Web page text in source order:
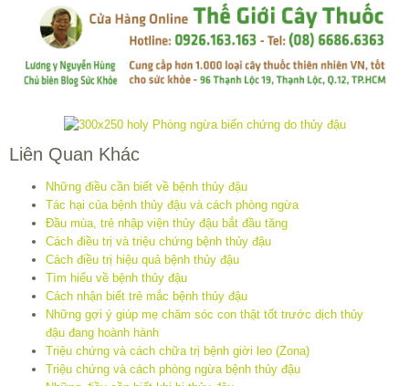
Liên Quan Khác
Những điều cần biết về bệnh thủy đậu
Tác hại của bệnh thủy đậu và cách phòng ngừa
Đầu mùa, trẻ nhập viện thủy đậu bắt đầu tăng
Cách điều trị và triệu chứng bệnh thủy đậu
Cách điều trị hiệu quả bệnh thủy đậu
Tìm hiểu về bệnh thủy đậu
Cách nhận biết trẻ mắc bệnh thủy đậu
Những gợi ý giúp mẹ chăm sóc con thật tốt trước dịch thủy
đậu đang hoành hành
Triệu chứng và cách chữa trị bệnh giời leo (Zona)
Triệu chứng và cách phòng ngừa bệnh thủy đậu